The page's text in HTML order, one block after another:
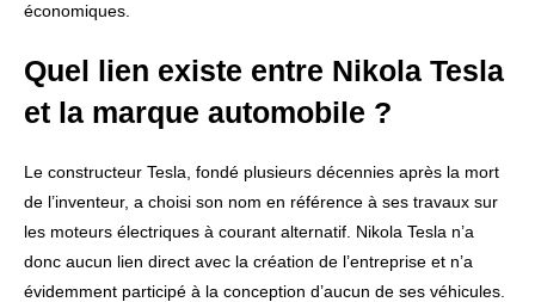
économiques.
Quel lien existe entre Nikola Tesla
et la marque automobile ?
Le constructeur Tesla, fondé plusieurs décennies après la mort
de l’inventeur, a choisi son nom en référence à ses travaux sur
les moteurs électriques à courant alternatif. Nikola Tesla n’a
donc aucun lien direct avec la création de l’entreprise et n’a
évidemment participé à la conception d’aucun de ses véhicules.